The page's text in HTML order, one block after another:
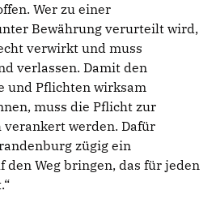
Wer zu einer
Bewährung verurteilt wird,
verwirkt und muss
verlassen. Damit den
und Pflichten wirksam
muss die Pflicht zur
werden. Dafür
zügig ein
den Weg bringen, das für jeden